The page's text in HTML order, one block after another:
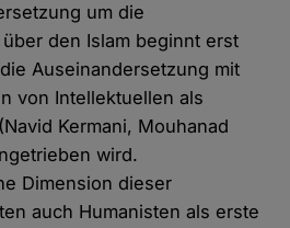
um die
den Islam beginnt erst
Auseinandersetzung mit
von Intellektuellen als
Kermani, Mouhanad
wird.
Dimension dieser
auch Humanisten als erste